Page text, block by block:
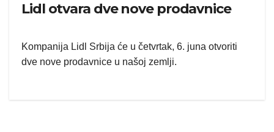
Lidl otvara dve nove prodavnice
Kompanija Lidl Srbija će u četvrtak, 6. juna otvoriti
dve nove prodavnice u našoj zemlji.